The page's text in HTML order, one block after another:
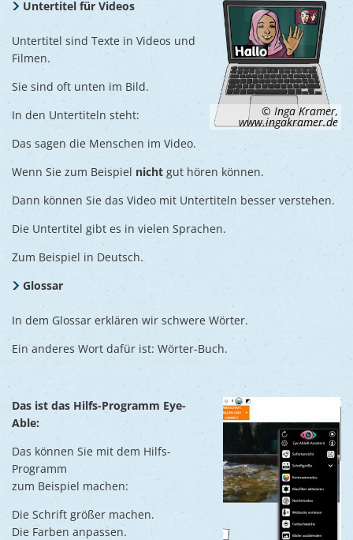
© Inga Kramer,
www.ingakramer.de
Untertitel für Videos
Untertitel sind Texte in Videos und
Filmen.
Sie sind oft unten im Bild.
In den Untertiteln steht:
Das sagen die Menschen im Video.
Wenn Sie zum Beispiel nicht gut hören können.
Dann können Sie das Video mit Untertiteln besser verstehen.
Die Untertitel gibt es in vielen Sprachen.
Zum Beispiel in Deutsch.
Glossar
In dem Glossar erklären wir schwere Wörter.
Ein anderes Wort dafür ist: Wörter-Buch.
Das ist das Hilfs-Programm Eye-
Able:
Das können Sie mit dem Hilfs-
Programm
zum Beispiel machen:
Die Schrift größer machen.
Die Farben anpassen.